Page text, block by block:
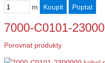
m
7000-C0101-
Porovnat produkty